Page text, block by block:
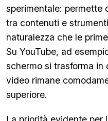
sperimentale: permette
tra contenuti e
naturalezza che le
Su YouTube, ad
schermo si trasforma
video rimane
superiore.